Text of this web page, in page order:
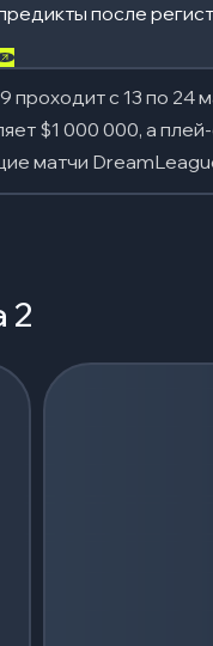
после
проходит с 13 по 24
$1 000 000, а
матчи
2